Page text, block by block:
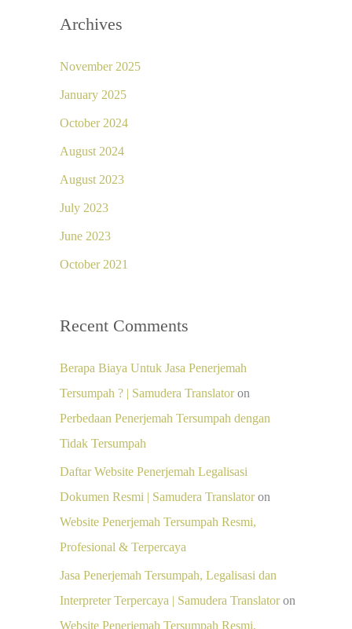
Archives
November 2025
January 2025
October 2024
August 2024
August 2023
July 2023
June 2023
October 2021
Recent Comments
Berapa Biaya Untuk Jasa Penerjemah
Tersumpah ? | Samudera Translatoron
Perbedaan Penerjemah Tersumpah dengan
Tidak Tersumpah
Daftar Website Penerjemah Legalisasi
Dokumen Resmi | Samudera Translatoron
Website Penerjemah Tersumpah Resmi,
Profesional & Terpercaya
Jasa Penerjemah Tersumpah, Legalisasi dan
Interpreter Terpercaya | Samudera Translatoron
Website Penerjemah Tersumpah Resmi,